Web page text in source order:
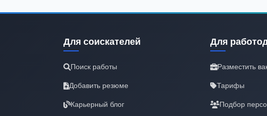
Для соискателей
Поиск работы
Добавить резюме
Карьерный блог
Для
Разместить
Тарифы
Подбор